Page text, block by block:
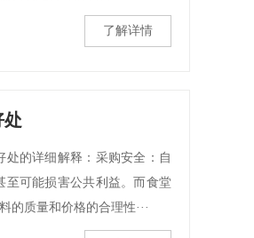
了解详情
处
的详细解释：采购安全：自
至可能损害公共利益。而食堂
质量和价格的合理性···